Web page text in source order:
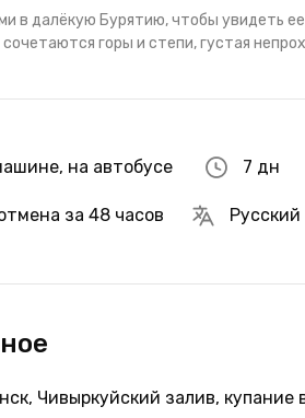
в далёкую Бурятию, чтобы увидеть
горы и степи, густая
, на автобусе 7 дн
за 48 часов Русский
Чивыркуйский залив,